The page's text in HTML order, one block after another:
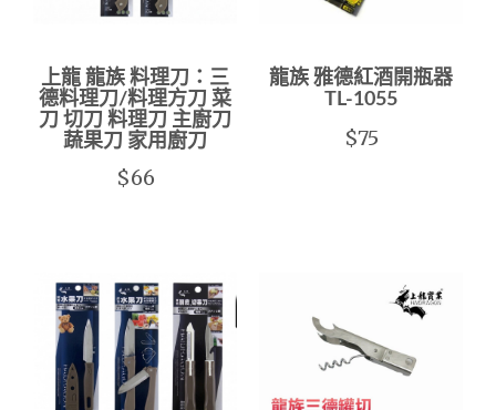
上龍 龍族 料理刀：三
德料理刀/料理方刀 菜
刀 切刀 料理刀 主廚刀
蔬果刀 家用廚刀
$66
龍族 雅德紅酒開瓶器
TL-1055
$75